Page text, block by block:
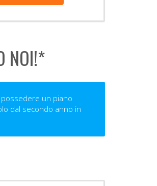
NOI!*
un piano
dal secondo anno in